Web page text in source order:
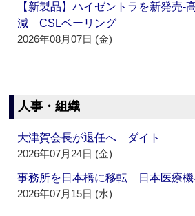
【新製品】ハイゼントラを新発売‐
減 CSLベーリング
2026年08月07日 (金)
人事・組織
大津賀会長が退任へ ダイト
2026年07月24日 (金)
事務所を日本橋に移転 日本医療機
2026年07月15日 (水)